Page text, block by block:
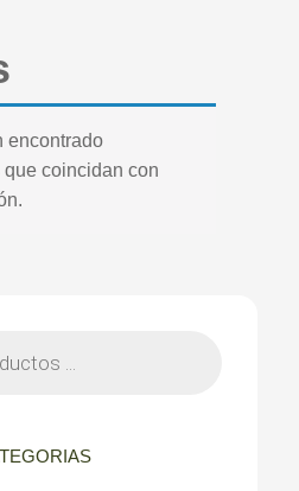
encontrado
que coincidan con